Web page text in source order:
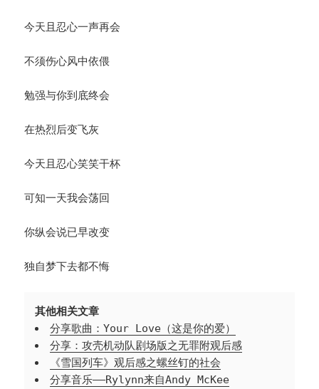
今天且忍心一声再会
不须伤心风中依偎
勉强与你到底终会
在热烈后变飞灰
今天且忍心笑笑干杯
可知一天我会荡回
你纵会说已早改变
独自梦下去都不悔
其他相关文章
分享歌曲：Your Love（这是你的爱）
分享：攻壳机动队剧场版之无罪附观后感
《雪国列车》观后感之螺丝钉的社会
分享音乐——Rylynn来自Andy McKee